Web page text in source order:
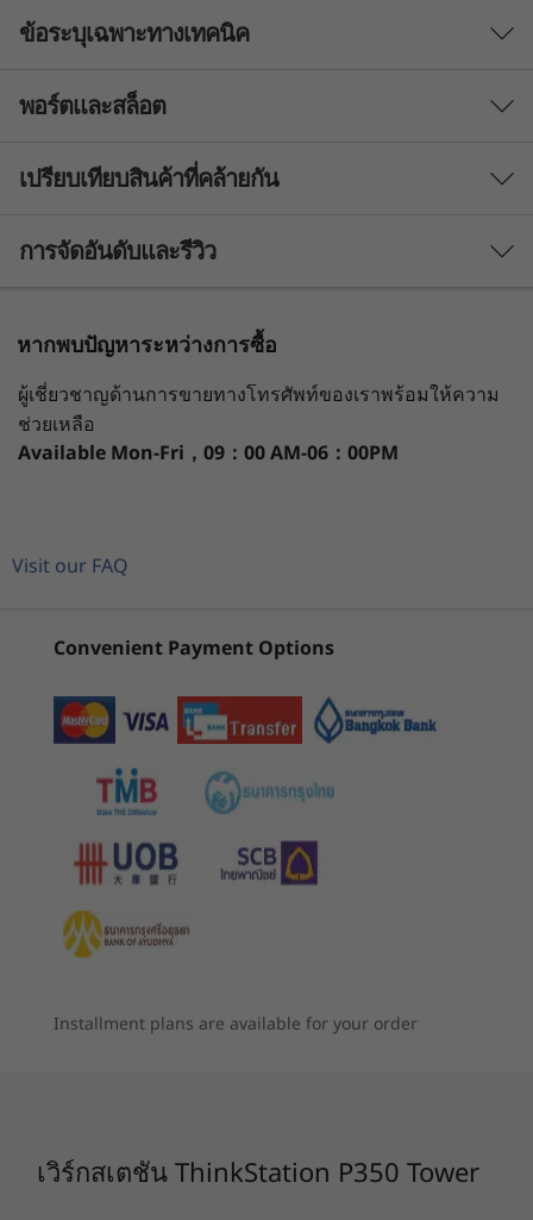
ผ่านการรับรอง ISV
ThinkStation P350 Tower ได้รับการออกแบบมาให้
ใช้งานได้หลากหลายรูปแบบและมีความล้ำสมัย เป็น
ยิ่งไปกว่านั้น ระบบนี้ยังมีกลุ่มผู้จำหน่ายซอฟต์แวร์
อิสระ (ISV) ที่ได้รับการรับรองอีกด้วย (ดูรายการ
ข้อระบุเฉพาะทางเทคนิค
สูงสุด Intel® Xeon®W-1390P(3.5GHz, สูงสุด 5.3GHz พร้อม
สูงสุด Intel
Core™ i9-11900K vPro
5.3GHz พร้อม Turbo Boost, 8 คอร์, 16 เธรด, แคช 16MB)
Windows 11 Pro for Workstations
Ubuntu Linux (ใช้ได้ผ่านการโหลดที่มาพร้อมเครื่อง ซึ่ง
แตกต่างกันไปตามการกำหนดค่า)
Red Hat®Enterprise Linux®(ผ่านการรับรอง)
SSD 3.5 นิ้ว สูงสุด 12TB
กราฟิก
UHD Graphics ในตัว
RTX™ A5000
NVIDIA®RTX™ A4000
NVIDIA P2200
NVIDIA®T1000
NVIDIA®T600
BIOS
System Management Password ซึ่งทำหน้าที่คล้ายกับ
พอร์ตและสล็อต
1-ปุ่มเปิด/ปิดเครื่อง
ช่องเสียบไมโครโฟน
หูฟัง/ไมค์แบบคอมโบ
USB-C 3.2 Gen 2
2 x USB-A 3.2 Gen 1
เปรียบเทียบสินค้าที่คล้ายกัน
3 Similiar products selected
กำลังดูอยู่
(51)
หน่วยประมวลผล
สูงสุด Intel®
5.3GHz พร้อม
Windows 10 Pro
(33)
เริ่มต้นที่
฿51,225.58
การจัดอันดับและรีวิว
หากพบปัญหาระหว่างการซื้อ
ผู้เชี่ยวชาญด้านการขายทางโทรศัพท์ของเราพร้อมให้ความ
ช่วยเหลือ
Available Mon-Fri，09：00 AM-06：00PM
Visit our FAQ
Convenient Payment Options
Installment plans are available for your order
เวิร์กสเตชัน ThinkStation P350 Tower